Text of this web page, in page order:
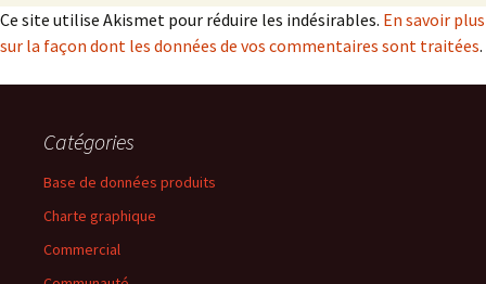
Ce site utilise Akismet pour réduire les indésirables. En savoir plus
sur la façon dont les données de vos commentaires sont traitées.
Catégories
Base de données produits
Charte graphique
Commercial